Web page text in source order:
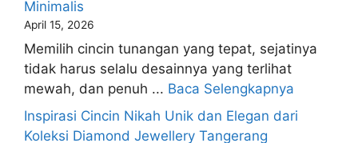
Minimalis
April 15, 2026
Memilih cincin tunangan yang tepat, sejatinya
tidak harus selalu desainnya yang terlihat
mewah, dan penuh ... Baca Selengkapnya
Inspirasi Cincin Nikah Unik dan Elegan dari
Koleksi Diamond Jewellery Tangerang